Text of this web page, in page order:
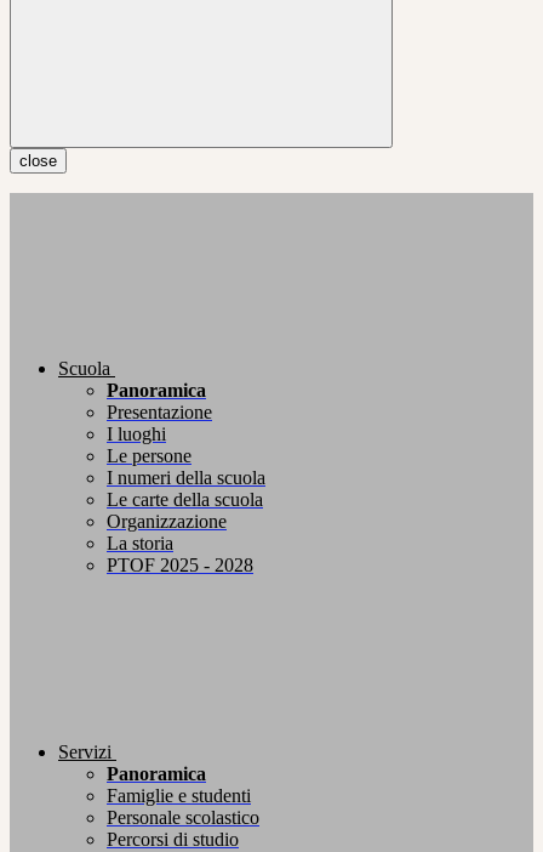
close
Scuola
Panoramica
Presentazione
I luoghi
Le persone
I numeri della scuola
Le carte della scuola
Organizzazione
La storia
PTOF 2025 - 2028
Servizi
Panoramica
Famiglie e studenti
Personale scolastico
Percorsi di studio